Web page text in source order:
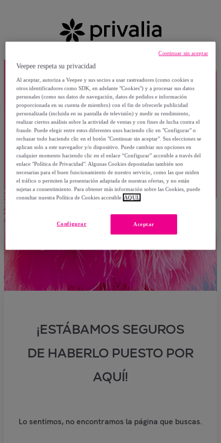
¡ESTÁBAMOS SEGUROS
DE HABERLO PUESTO POR
AQUÍ!
Lo sentimos, no encontramos la página que buscas.
Veepee respeta su privacidad
Al aceptar, autoriza a Veepee y sus socios a usar rastreadores (como cookies u
otros identificadores como SDK, en adelante "Cookies") y a procesar sus datos
personales (como sus datos de navegación, datos de pedidos e información
proporcionada en su cuenta de miembro) con el fin de ofrecerle publicidad
personalizada (incluida en su pantalla de televisión) y medir su rendimiento,
realizar ciertos análisis sobre la actividad de ventas y con fines de lucha contra el
fraude. Puede elegir entre estos diferentes usos haciendo clic en "Configurar" o
rechazar todo haciendo clic en el botón "Continuar sin aceptar". Sus elecciones se
aplican solo a este navegador y/o dispositivo. Puede cambiar sus opciones en
cualquier momento haciendo clic en el enlace “Configurar” accesible a través del
enlace "Política de Privacidad". Algunas Cookies depositadas también son
necesarias para el buen funcionamiento de nuestro servicio, como las que miden
el tráfico o permiten la presentación adaptada de nuestras ofertas, y no están
sujetas a consentimiento. Para obtener más información sobre las Cookies, puede
consultar nuestra Política de Cookies accesible AQUÍ.
Aceptar
Configurar
Continuar sin aceptar